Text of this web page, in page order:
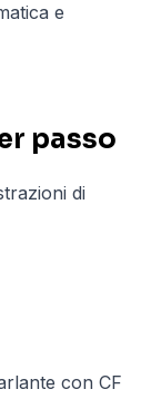
e
passo
di
con CF